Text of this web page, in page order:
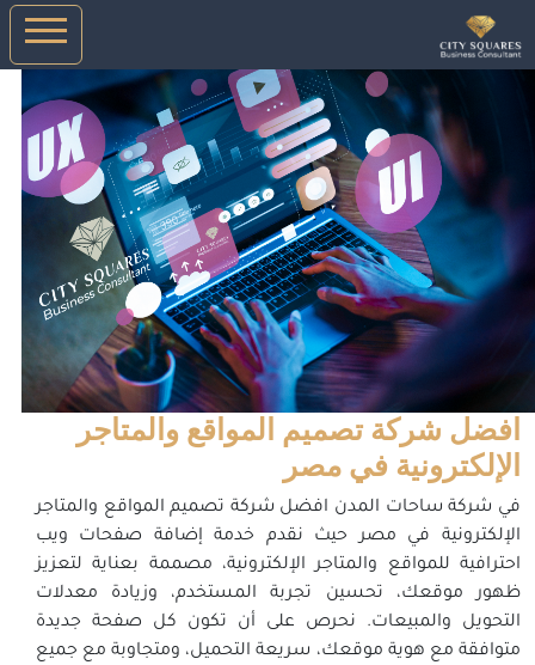
افضل شركة تصميم المواقع والمتاجر
الإلكترونية في مصر
في شركة ساحات المدن افضل شركة تصميم المواقع والمتاجر
الإلكترونية في مصر حيث نقدم خدمة إضافة صفحات ويب
احترافية للمواقع والمتاجر الإلكترونية، مصممة بعناية لتعزيز
ظهور موقعك، تحسين تجربة المستخدم، وزيادة معدلات
التحويل والمبيعات. نحرص على أن تكون كل صفحة جديدة
متوافقة مع هوية موقعك، سريعة التحميل، ومتجاوبة مع جميع